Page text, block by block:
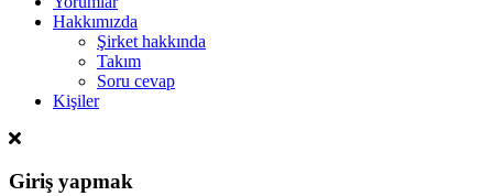
Hakkımızda
Şirket hakkında
Takım
Soru cevap
Kişiler
Giriş yapmak